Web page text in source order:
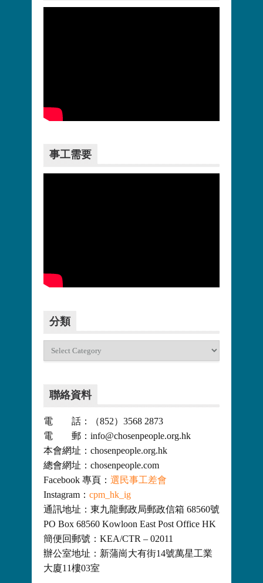
事工需要
分類
聯絡資料
電 話：（852）3568 2873
電 郵：info@chosenpeople.org.hk
本會網址：chosenpeople.org.hk
總會網址：chosenpeople.com
Facebook 專頁： 選民事工差會
Instagram： cpm_hk_ig
通訊地址：東九龍郵政局郵政信箱 68560號
PO Box 68560 Kowloon East Post Office HK
簡便回郵號：KEA/CTR – 02011
辦公室地址：新蒲崗大有街14號萬星工業
大廈11樓03室